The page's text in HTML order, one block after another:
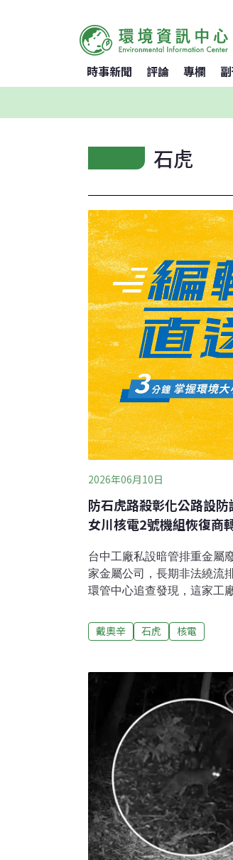
時事新聞 評論 專欄
石虎
2026年06月10日
防石虎路殺彰化公路設
女川核電2號機組恢復商
台中工廠私設暗管排重金屬
家金屬公司，長期非法繞流
環管中心追查發現，這家工
方偵查終結，將負責人提起
質聯盟 拚2050年建百座提
立沼氣生質能資源產業聯盟
量倍增，不過目前還是面臨
照就花了2年。（公視新聞網
戴奧辛 石虎 核電